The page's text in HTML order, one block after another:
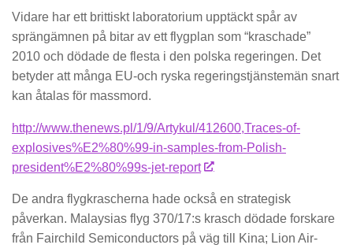
Vidare har ett brittiskt laboratorium upptäckt spår av
sprängämnen på bitar av ett flygplan som “kraschade”
2010 och dödade de flesta i den polska regeringen. Det
betyder att många EU-och ryska regeringstjänstemän snart
kan åtalas för massmord.
http://www.thenews.pl/1/9/Artykul/412600,Traces-of-
explosives%E2%80%99-in-samples-from-Polish-
president%E2%80%99s-jet-report
De andra flygkrascherna hade också en strategisk
påverkan. Malaysias flyg 370/17:s krasch dödade forskare
från Fairchild Semiconductors på väg till Kina; Lion Air-